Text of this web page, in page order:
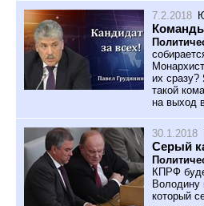
7.2.2018
их сразу?
такой
на выход
30.1.2018
Серый
КПРФ
Володину
который